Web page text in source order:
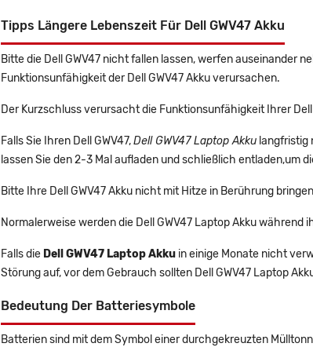
Tipps Längere Lebenszeit Für Dell GWV47 Akku
Bitte die Dell GWV47 nicht fallen lassen, werfen auseinander
Funktionsunfähigkeit der Dell GWV47 Akku verursachen.
Der Kurzschluss verursacht die Funktionsunfähigkeit Ihrer Dell
Falls Sie Ihren Dell GWV47,Dell GWV47 Laptop Akku langfristig
lassen Sie den 2-3 Mal aufladen und schließlich entladen,um
Bitte Ihre Dell GWV47 Akku nicht mit Hitze in Berührung
Normalerweise werden die Dell GWV47 Laptop Akku
Falls die Dell GWV47 Laptop Akku in einige Monate nicht
Störung auf, vor dem Gebrauch sollten Dell GWV47 Laptop
Bedeutung Der Batteriesymbole
Batterien sind mit dem Symbol einer durchgekreuzten